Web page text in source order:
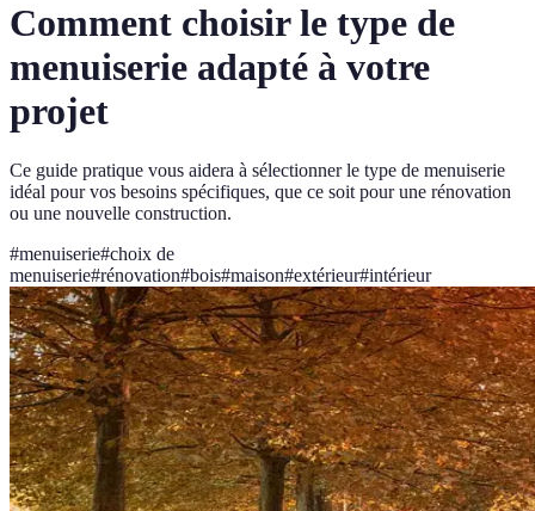
Comment choisir le type de
menuiserie adapté à votre
projet
Ce guide pratique vous aidera à sélectionner le type de menuiserie
idéal pour vos besoins spécifiques, que ce soit pour une rénovation
ou une nouvelle construction.
#menuiserie#choix de
menuiserie#rénovation#bois#maison#extérieur#intérieur